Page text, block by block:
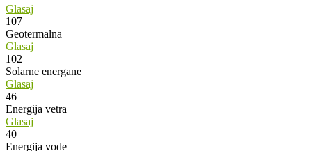
Glasaj
107
Geotermalna
Glasaj
102
Solarne energane
Glasaj
46
Energija vetra
Glasaj
40
Energija vode